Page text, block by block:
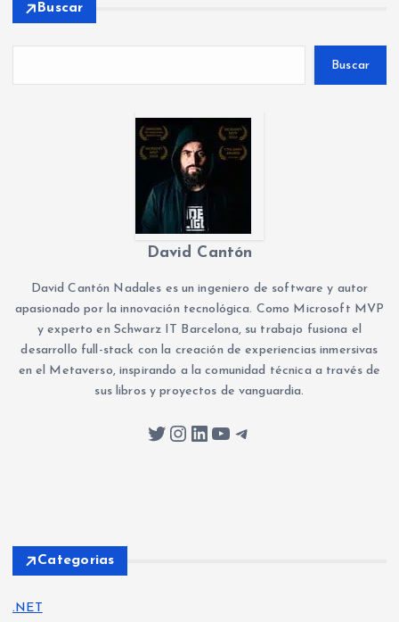
Buscar
Buscar
David Cantón
David Cantón Nadales es un ingeniero de software y autor
apasionado por la innovación tecnológica. Como Microsoft MVP
y experto en Schwarz IT Barcelona, su trabajo fusiona el
desarrollo full-stack con la creación de experiencias inmersivas
en el Metaverso, inspirando a la comunidad técnica a través de
sus libros y proyectos de vanguardia.
Twitter Instagram LinkedIn YouTube Telegram
Categorias
.NET